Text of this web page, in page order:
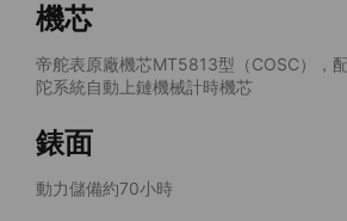
機芯
帝舵表原廠機芯MT5813型（COSC），
陀系統自動上鏈機械計時機芯
錶面
動力儲備約70小時